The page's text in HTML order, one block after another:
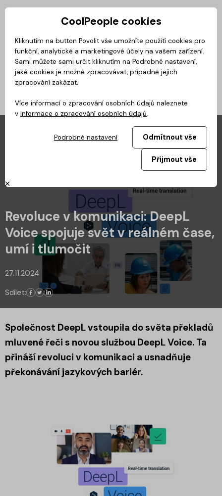
Privátní zóna
Magazín BusinessClass CoolMovie CoolDialog Podcast
Revoluce v komunikaci: DeepL
Voice spojuje svět v reálném čase,
umí i tlumočit
27.11.2024
Sdílet:
Společnost DeepL vstoupila do světa překladů
mluvené řeči s novou službou DeepL Voice. Ta
přináší revoluci v komunikaci a usnadňuje
překonávání jazykových bariér.
CoolPeople cookies
Kliknutím na button Povolit vše umožníte použití cookies pro
funkční, analytické a marketingové účely na vašem zařízení.
Sami můžete sami určit kliknutím na Podrobné nastavení,
jaké cookies je možné zpracovávat, případně jejich
zpracování zakázat.
Více informací o zpracování osobních údajů naleznete
v Informace o zpracování osobních údajů.
Podrobné nastavení Odmítnout vše
Přijmout vše